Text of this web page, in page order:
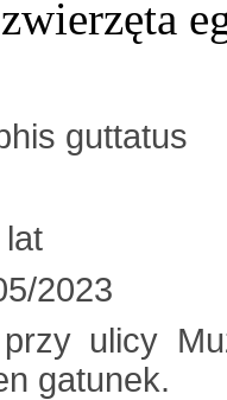
guttatus
2023
przy ulicy
gatunek.